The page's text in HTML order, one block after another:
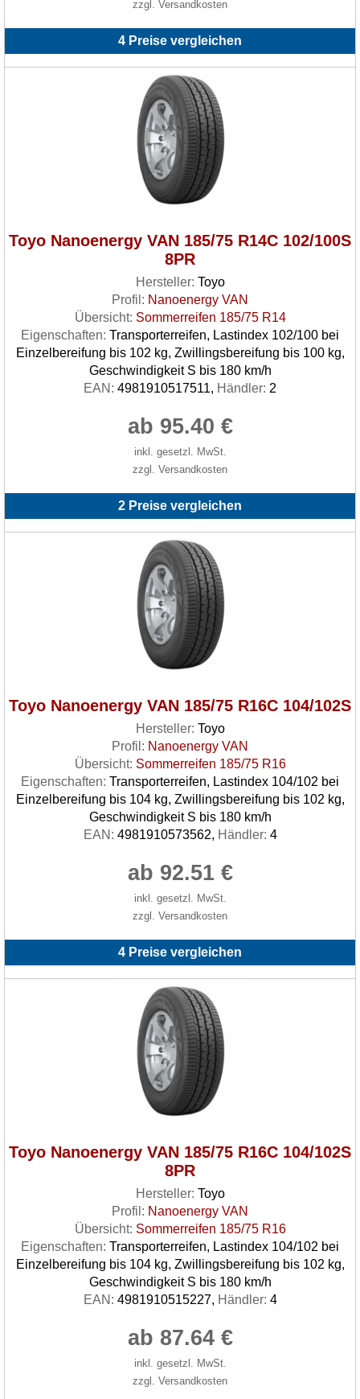
zzgl. Versandkosten
4 Preise vergleichen
Toyo Nanoenergy VAN 185/75 R14C 102/100S
8PR
Hersteller: Toyo
Profil: Nanoenergy VAN
Übersicht: Sommerreifen 185/75 R14
Eigenschaften: Transporterreifen, Lastindex 102/100 bei
Einzelbereifung bis 102 kg, Zwillingsbereifung bis 100 kg,
Geschwindigkeit S bis 180 km/h
EAN: 4981910517511, Händler: 2
ab 95.40 €
inkl. gesetzl. MwSt.
zzgl. Versandkosten
2 Preise vergleichen
Toyo Nanoenergy VAN 185/75 R16C 104/102S
Hersteller: Toyo
Profil: Nanoenergy VAN
Übersicht: Sommerreifen 185/75 R16
Eigenschaften: Transporterreifen, Lastindex 104/102 bei
Einzelbereifung bis 104 kg, Zwillingsbereifung bis 102 kg,
Geschwindigkeit S bis 180 km/h
EAN: 4981910573562, Händler: 4
ab 92.51 €
inkl. gesetzl. MwSt.
zzgl. Versandkosten
4 Preise vergleichen
Toyo Nanoenergy VAN 185/75 R16C 104/102S
8PR
Hersteller: Toyo
Profil: Nanoenergy VAN
Übersicht: Sommerreifen 185/75 R16
Eigenschaften: Transporterreifen, Lastindex 104/102 bei
Einzelbereifung bis 104 kg, Zwillingsbereifung bis 102 kg,
Geschwindigkeit S bis 180 km/h
EAN: 4981910515227, Händler: 4
ab 87.64 €
inkl. gesetzl. MwSt.
zzgl. Versandkosten